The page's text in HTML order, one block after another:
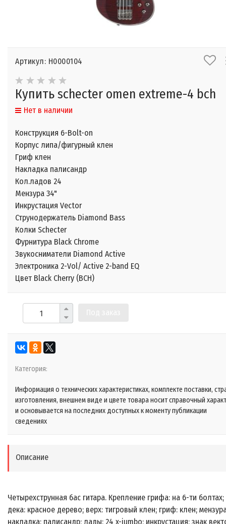
Артикул: Н0000104
Купить schecter omen extreme-4 bch
Нет в наличии
Конструкция 6-Bolt-on
Корпус липа/фигурный клен
Гриф клен
Накладка палисандр
Кол.ладов 24
Мензура 34"
Инкрустация Vector
Струнодержатель Diamond Bass
Колки Schecter
Фурнитура Black Chrome
Звукосниматели Diamond Active
Электроника 2-Vol/ Active 2-band EQ
Цвет Black Cherry (BCH)
Категория:
Информация о технических характеристиках, комплекте поставки,
изготовления, внешнем виде и цвете товара носит справочный
и основывается на последних доступных к моменту публикации
сведениях
Описание
Четырехструнная бас гитара. Крепление грифа: на 6-ти болтах;
дека: красное дерево; верх: тигровый клен; гриф: клен;
накладка: палисандр; лады: 24 x-jumbo; инкрустация: знак